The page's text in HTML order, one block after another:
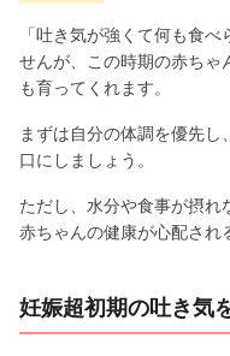
「吐き気が強くて何も食
せんが、この時期の赤ちゃ
も育ってくれます。
まずは自分の体調を優先
口にしましょう。
ただし、水分や食事が摂れ
赤ちゃんの健康が心配され
妊娠超初期の吐き気